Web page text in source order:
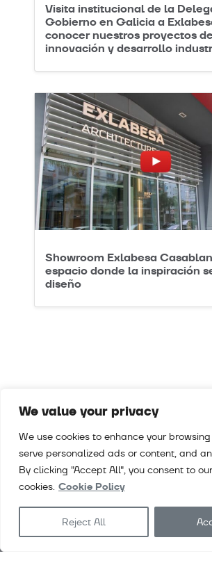
We value your privacy
We use cookies to enhance your
serve personalized ads or content, and
By clicking "Accept All", you consent to
cookies. Cookie Policy
Reject All
Visita institucional de la
Gobierno en Galicia a
conocer nuestros proyectos de
innovación y desarrollo
Showroom Exlabesa
espacio donde la inspiración
diseño
Condiciones grales.